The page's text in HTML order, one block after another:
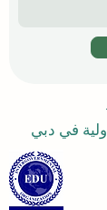
في دبي